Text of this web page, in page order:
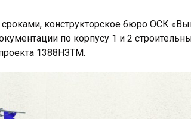
сроками, конструкторское бюро ОСК
по корпусу 1 и 2
1388НЗТМ.